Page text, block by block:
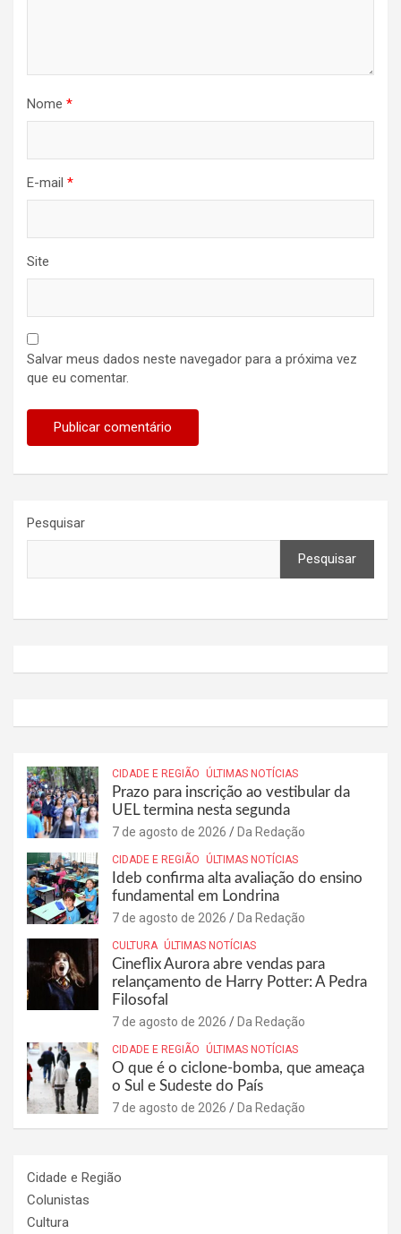
Nome *
E-mail *
Site
Salvar meus dados neste navegador para a próxima vez
que eu comentar.
Pesquisar
Pesquisar
CIDADE E REGIÃO ÚLTIMAS NOTÍCIAS
Prazo para inscrição ao vestibular da
UEL termina nesta segunda
7 de agosto de 2026 Da Redação
CIDADE E REGIÃO ÚLTIMAS NOTÍCIAS
Ideb confirma alta avaliação do ensino
fundamental em Londrina
7 de agosto de 2026 Da Redação
CULTURA ÚLTIMAS NOTÍCIAS
Cineflix Aurora abre vendas para
relançamento de Harry Potter: A Pedra
Filosofal
7 de agosto de 2026 Da Redação
CIDADE E REGIÃO ÚLTIMAS NOTÍCIAS
O que é o ciclone-bomba, que ameaça
o Sul e Sudeste do País
7 de agosto de 2026 Da Redação
Cidade e Região
Colunistas
Cultura